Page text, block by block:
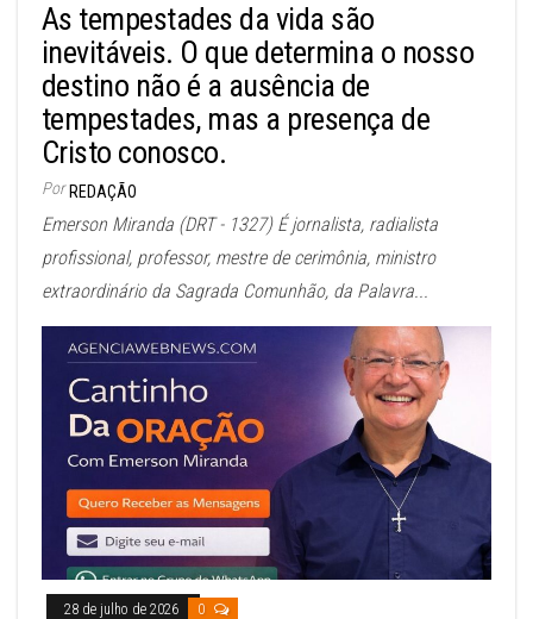
As tempestades da vida são
inevitáveis. O que determina o nosso
destino não é a ausência de
tempestades, mas a presença de
Cristo conosco.
Por REDAÇÃO
Emerson Miranda (DRT - 1327) É jornalista, radialista
profissional, professor, mestre de cerimônia, ministro
extraordinário da Sagrada Comunhão, da Palavra...
28 de julho de 2026 0